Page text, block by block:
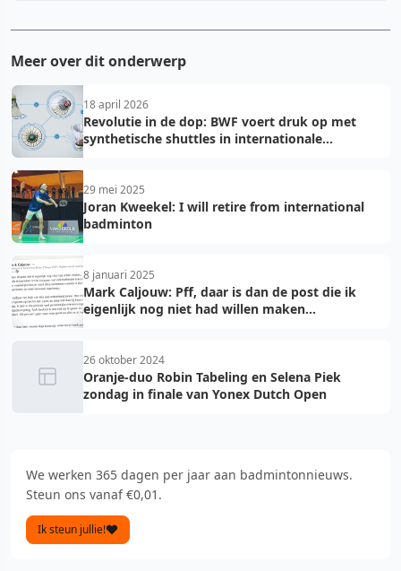
Meer over dit onderwerp
18 april 2026
Revolutie in de dop: BWF voert druk op met
synthetische shuttles in internationale
29 mei 2025
Joran Kweekel: I will retire from international
badminton
8 januari 2025
Mark Caljouw: Pff, daar is dan de post die ik
eigenlijk nog niet had willen maken...
26 oktober 2024
Oranje-duo Robin Tabeling en Selena Piek
zondag in finale van Yonex Dutch Open
We werken 365 dagen per jaar aan badmintonnieuws.
Steun ons vanaf €0,01.
Ik steun jullie!